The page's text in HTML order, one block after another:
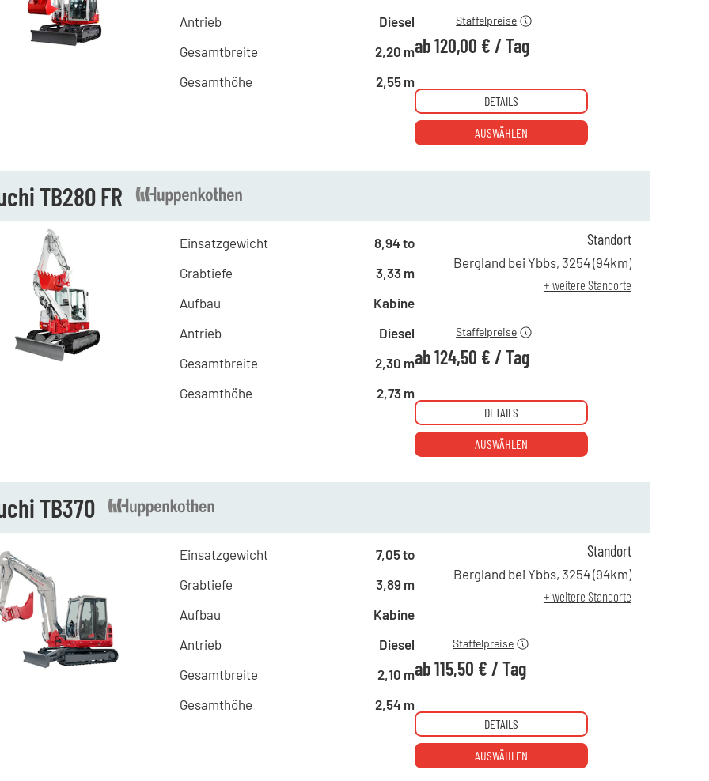
Antrieb
Diesel
Gesamtbreite
2,20 m
Gesamthöhe
2,55 m
Staffelpreise
ab120,00 € /Tag
DETAILS
AUSWÄHLEN
TB280 FR
Einsatzgewicht
8,94 to
Grabtiefe
3,33 m
Aufbau
Kabine
Antrieb
Diesel
Gesamtbreite
2,30 m
Gesamthöhe
2,73 m
255,00 €
ab 4 Tagen
ab 19 Tagen
Staffelpreise
ab124,50 € /Tag
Standort
Bergland bei Ybbs, 3254(94km)
+ weitere Standorte
DETAILS
AUSWÄHLEN
TB370
Einsatzgewicht
7,05 to
Grabtiefe
3,89 m
Aufbau
Kabine
Antrieb
Diesel
Gesamtbreite
2,10 m
Gesamthöhe
2,54 m
220,00 €
ab 4 Tagen
ab 19 Tagen
Staffelpreise
ab115,50 € /Tag
Standort
Bergland bei Ybbs, 3254(94km)
+ weitere Standorte
DETAILS
AUSWÄHLEN